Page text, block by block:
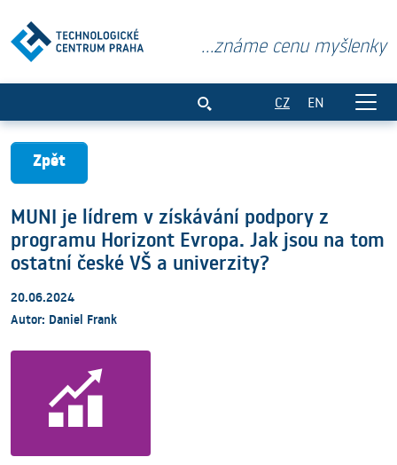
...známe cenu myšlenky
CZ EN
Zpět
MUNI je lídrem v získávání podpory z
programu Horizont Evropa. Jak jsou na tom
ostatní české VŠ a univerzity?
20.06.2024
Autor: Daniel Frank